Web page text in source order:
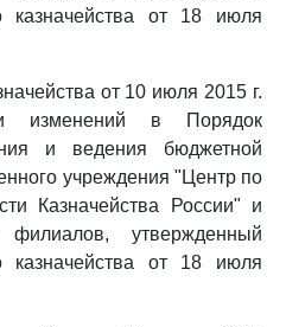
казначейства от 18 июля
от 10 июля 2015 г.
в Порядок
и ведения бюджетной
учреждения "Центр по
Казначейства России" и
утвержденный
казначейства от 18 июля